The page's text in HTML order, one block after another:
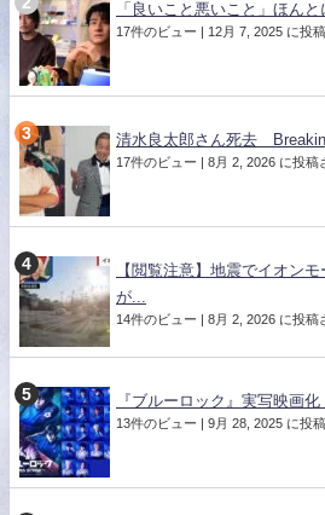
「良いこと悪いこと」ほんと
17件のビュー | 12月 7, 2025 に投
清水良太郎さん死去
17件のビュー | 8月 2, 2026 に投稿
【閲覧注意】地震でイオン
が...
14件のビュー | 8月 2, 2026 に投稿
『ブルーロック』実写映画
13件のビュー | 9月 28, 2025 に投